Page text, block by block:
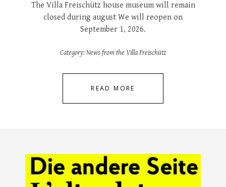
The Villa Freischütz house museum will remain
closed during august We will reopen on
September 1, 2026.
Category:News from the Villa Freischütz
READ MORE